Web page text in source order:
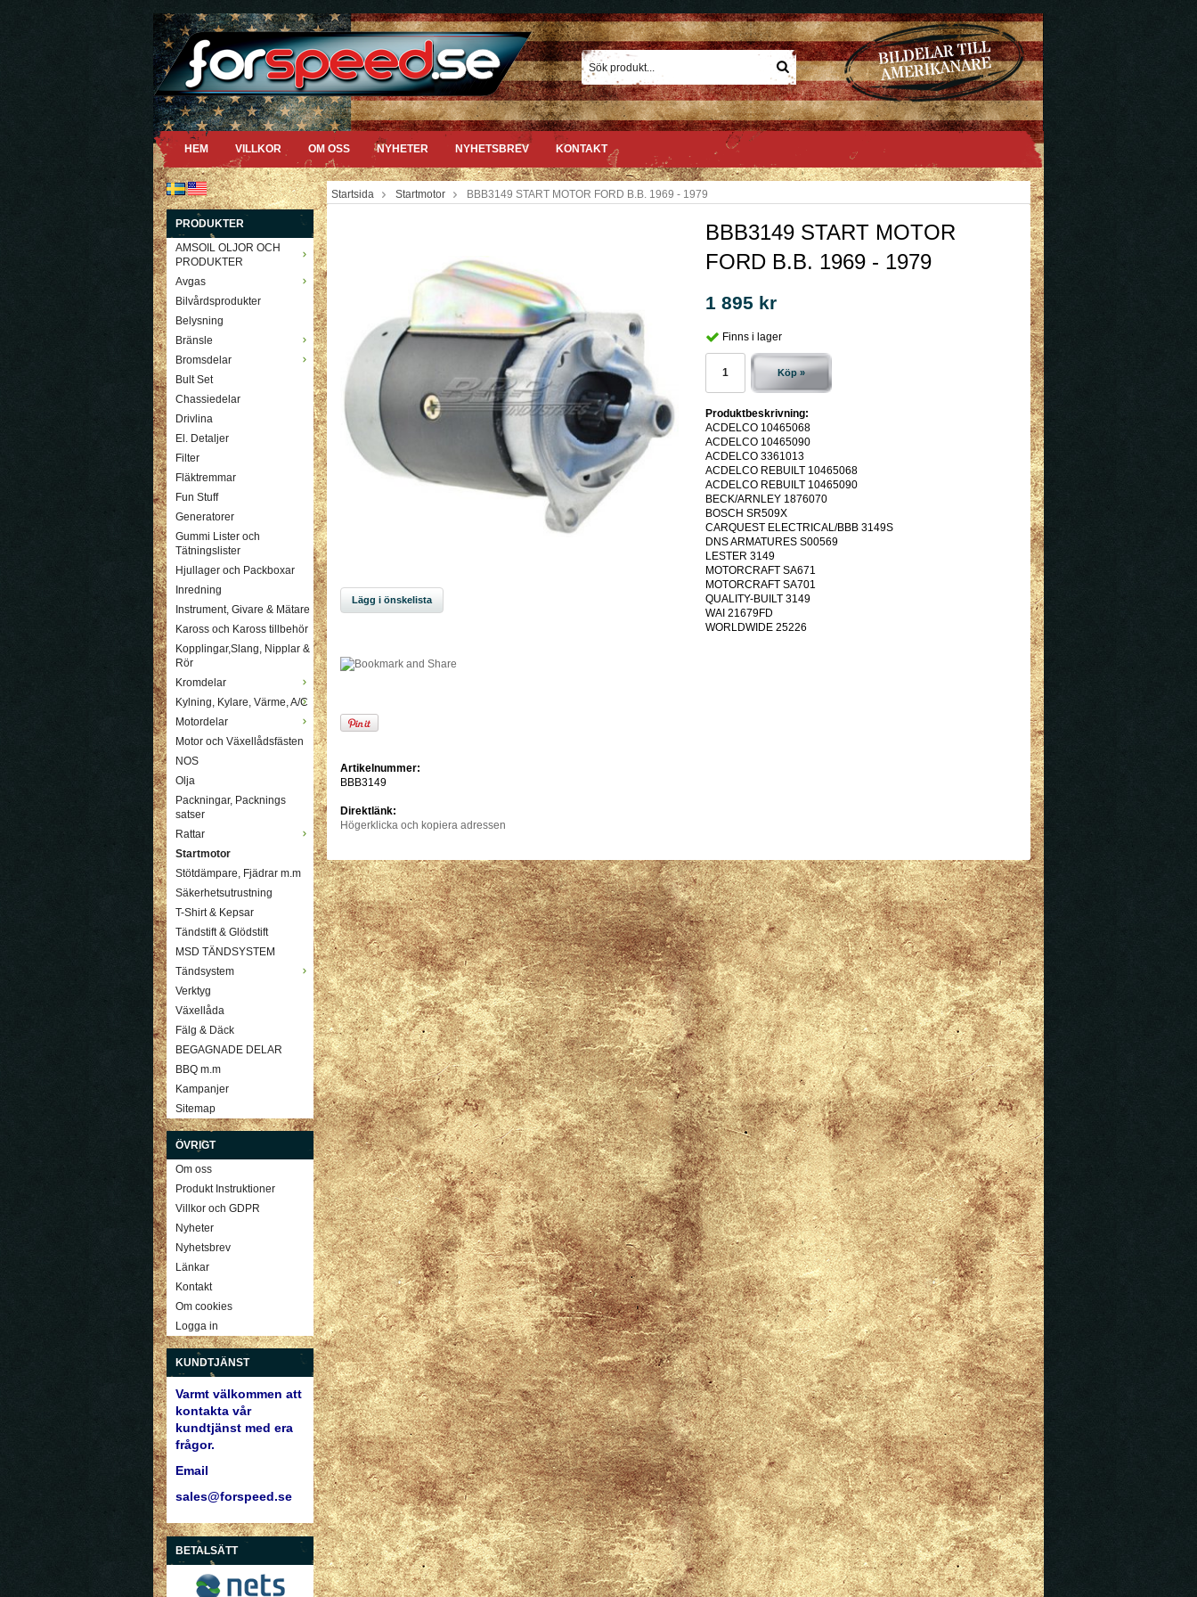
HEM VILLKOR OM OSS NYHETER NYHETSBREV KONTAKT
PRODUKTER
AMSOIL OLJOR OCH
PRODUKTER
Avgas
Bilvårdsprodukter
Belysning
Bränsle
Bromsdelar
Bult Set
Chassiedelar
Drivlina
El. Detaljer
Filter
Fläktremmar
Fun Stuff
Generatorer
Gummi Lister och
Tätningslister
Hjullager och Packboxar
Inredning
Instrument, Givare & Mätare
Kaross och Kaross tillbehör
Kopplingar,Slang, Nipplar &
Rör
Kromdelar
Kylning, Kylare, Värme, A/C
Motordelar
Motor och Växellådsfästen
NOS
Olja
Packningar, Packnings
satser
Rattar
Startmotor
Stötdämpare, Fjädrar m.m
Säkerhetsutrustning
T-Shirt & Kepsar
Tändstift & Glödstift
MSD TÄNDSYSTEM
Tändsystem
Verktyg
Växellåda
Fälg & Däck
BEGAGNADE DELAR
BBQ m.m
Kampanjer
Sitemap
ÖVRIGT
Om oss
Produkt Instruktioner
Villkor och GDPR
Nyheter
Nyhetsbrev
Länkar
Kontakt
Om cookies
Logga in
KUNDTJÄNST
Varmt välkommen att
kontakta vår
kundtjänst med era
frågor.
Email
sales@forspeed.se
BETALSÄTT
Startsida Startmotor BBB3149 START MOTOR FORD B.B. 1969 - 1979
Lägg i önskelista
Artikelnummer:
BBB3149
Direktlänk:
Högerklicka och kopiera adressen
BBB3149 START MOTOR
FORD B.B. 1969 - 1979
1 895 kr
Finns i lager
Köp »
Produktbeskrivning:
ACDELCO 10465068
ACDELCO 10465090
ACDELCO 3361013
ACDELCO REBUILT 10465068
ACDELCO REBUILT 10465090
BECK/ARNLEY 1876070
BOSCH SR509X
CARQUEST ELECTRICAL/BBB 3149S
DNS ARMATURES S00569
LESTER 3149
MOTORCRAFT SA671
MOTORCRAFT SA701
QUALITY-BUILT 3149
WAI 21679FD
WORLDWIDE 25226